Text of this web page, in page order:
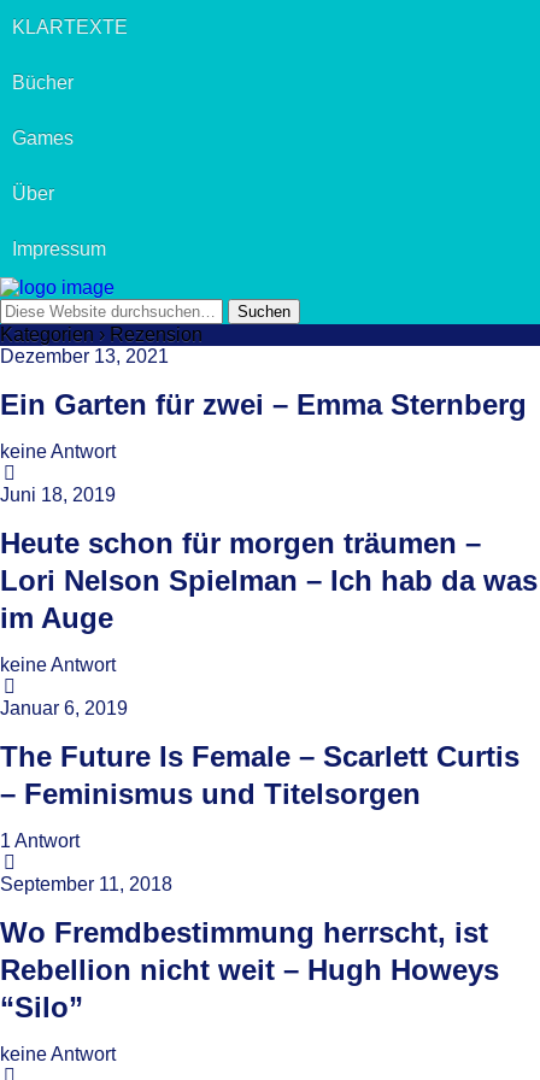
KLARTEXTE
Bücher
Games
Über
Impressum
Kategorien › Rezension
Dezember 13, 2021
Ein Garten für zwei – Emma Sternberg
keine Antwort
Juni 18, 2019
Heute schon für morgen träumen –
Lori Nelson Spielman – Ich hab da was
im Auge
keine Antwort
Januar 6, 2019
The Future Is Female – Scarlett Curtis
– Feminismus und Titelsorgen
1 Antwort
September 11, 2018
Wo Fremdbestimmung herrscht, ist
Rebellion nicht weit – Hugh Howeys
“Silo”
keine Antwort